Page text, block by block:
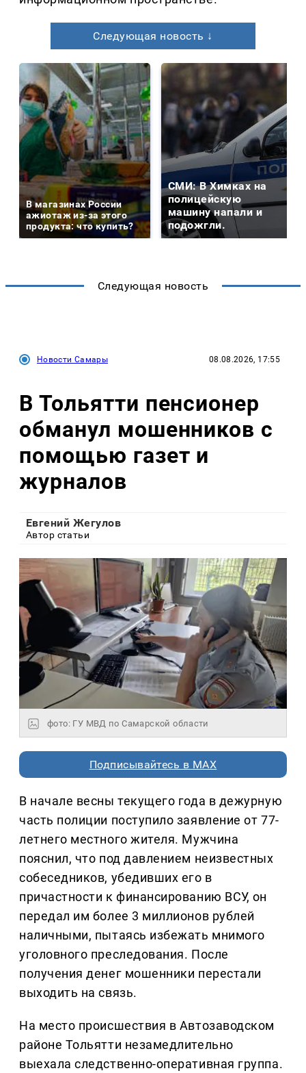
Следующая новость ↓
В магазинах России
ажиотаж из-за этого
продукта: что купить?
СМИ: В Химках на
полицейскую
машину напали и
подожгли.
Следующая новость
Новости Самары 08.08.2026, 17:55
В Тольятти пенсионер
обманул мошенников с
помощью газет и
журналов
Евгений Жегулов
Автор статьи
фото: ГУ МВД по Самарской области
Подписывайтесь в MAX
В начале весны текущего года в дежурную
часть полиции поступило заявление от 77-
летнего местного жителя. Мужчина
пояснил, что под давлением неизвестных
собеседников, убедивших его в
причастности к финансированию ВСУ, он
передал им более 3 миллионов рублей
наличными, пытаясь избежать мнимого
уголовного преследования. После
получения денег мошенники перестали
выходить на связь.
На место происшествия в Автозаводском
районе Тольятти незамедлительно
выехала следственно-оперативная группа.